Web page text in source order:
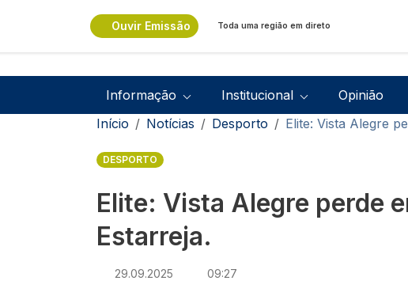
Ouvir Emissão Toda uma região em direto
Navegação principal
Informação Institucional Opinião
Navegação estrutural
Início Notícias Desporto Elite: Vista Alegre
DESPORTO
Elite: Vista Alegre perde
Estarreja.
29.09.2025 09:27